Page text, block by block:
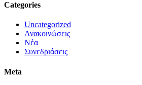
Categories
Uncategorized
Ανακοινώσεις
Νέα
Συνεδριάσεις
Meta